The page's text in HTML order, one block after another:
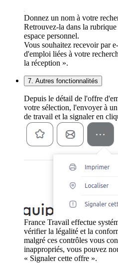
Donnez un nom à votre
Retrouvez-la dans la
espace personnel.
Vous souhaitez recevoir par
d'emploi liées à votre
la réception ».
7. Autres fonctionnalités
Depuis le détail de l'offre
votre sélection, l'envoyer à
de travail et la signaler en
France Travail effectue
vérifier la légalité et la
malgré ces contrôles vous
inappropriés, vous pouvez
« Signaler cette offre ».